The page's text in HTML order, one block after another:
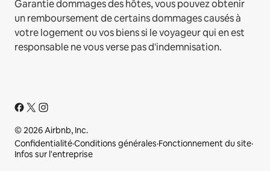
Garantie dommages des hôtes, vous pouvez obtenir
un remboursement de certains dommages causés à
votre logement ou vos biens si le voyageur qui en est
responsable ne vous verse pas d'indemnisation.
© 2026 Airbnb, Inc.
Confidentialité·Conditions générales·Fonctionnement du site·
Infos sur l'entreprise